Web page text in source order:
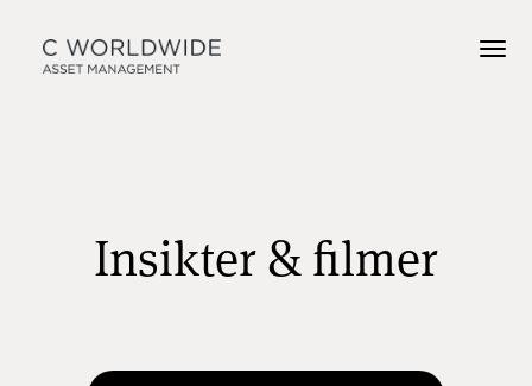
Insikter & filmer